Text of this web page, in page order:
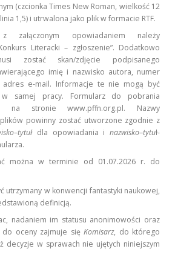
(czcionka Times New Roman, wielkość 12
1,5) i utrwalona jako plik w formacie RTF.
z załączonym opowiadaniem należy
Literacki – zgłoszenie”. Dodatkowo
zostać skan/zdjęcie podpisanego
imię i nazwisko autora, numer
e-mail. Informacje te nie mogą być
w samej pracy. Formularz do pobrania
na stronie www.pffn.org.pl. Nazwy
powinny zostać utworzone zgodnie z
–tytułdla opowiadania inazwisko–tytuł-
można w terminie od 01.07.2026 r. do
utrzymany w konwencji fantastyki naukowej,
definicją.
nadaniem im statusu anonimowości oraz
do oceny zajmuje sięKomisarz, do którego
decyzje w sprawach nie ujętych niniejszym